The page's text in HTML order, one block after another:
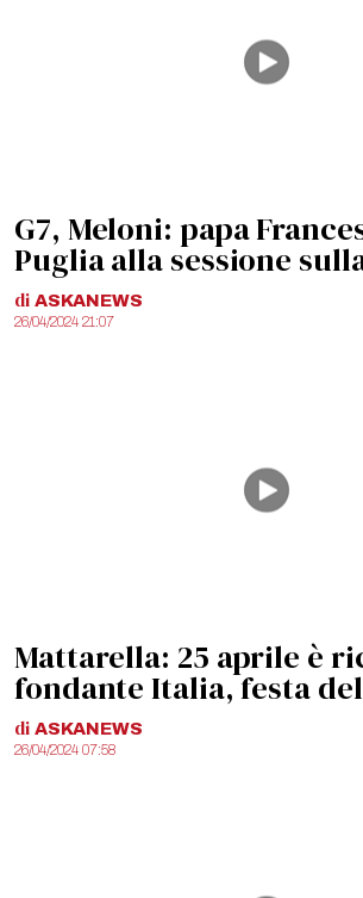
G7, Meloni: papa
Puglia alla sessione
di ASKANEWS
26/04/2024 21:07
Mattarella: 25 aprile è
fondante Italia, festa
di ASKANEWS
26/04/2024 07:58